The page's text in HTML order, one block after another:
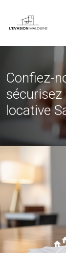
Confiez-
sécurisez
locative